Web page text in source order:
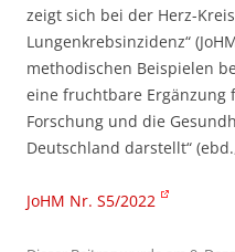
zeigt sich bei der Herz-
Lungenkrebsinzidenz“
methodischen Beispielen
eine fruchtbare Ergänzung
Forschung und die
Deutschland darstellt“
JoHM Nr. S5/2022